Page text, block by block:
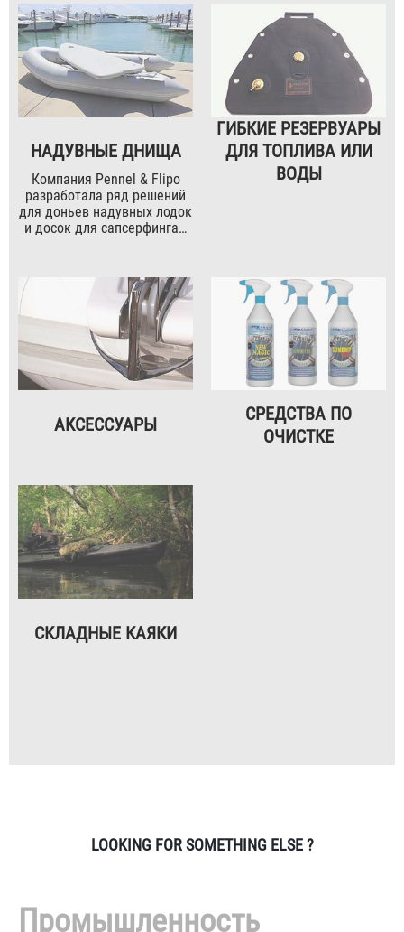
НАДУВНЫЕ ДНИЩА
Компания Pennel & Flipo
разработала ряд решений
для доньев надувных лодок
и досок для сапсерфинга…
ГИБКИЕ РЕЗЕРВУАРЫ
ДЛЯ ТОПЛИВА ИЛИ
ВОДЫ
АКСЕССУАРЫ
СРЕДСТВА ПО
ОЧИСТКЕ
СКЛАДНЫЕ КАЯКИ
LOOKING FOR SOMETHING ELSE ?
Промышленность